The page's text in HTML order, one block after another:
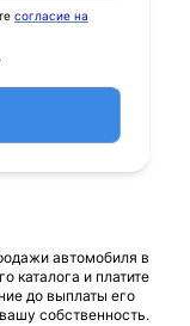
согласие на
автомобиля в
каталога и платите
до выплаты его
собственность.